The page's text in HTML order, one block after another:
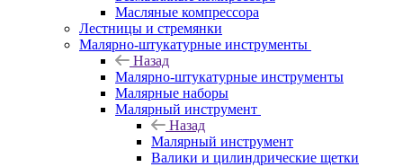
Масляные компрессора
Лестницы и стремянки
Малярно-штукатурные инструменты
Назад
Малярно-штукатурные инструменты
Малярные наборы
Малярный инструмент
Назад
Малярный инструмент
Валики и цилиндрические щетки